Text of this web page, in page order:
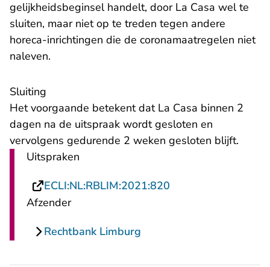
gelijkheidsbeginsel handelt, door La Casa wel te
sluiten, maar niet op te treden tegen andere
horeca-inrichtingen die de coronamaatregelen niet
naleven.
Sluiting
Het voorgaande betekent dat La Casa binnen 2
dagen na de uitspraak wordt gesloten en
vervolgens gedurende 2 weken gesloten blijft.
Uitspraken
ECLI:NL:RBLIM:2021:820
Afzender
Rechtbank Limburg